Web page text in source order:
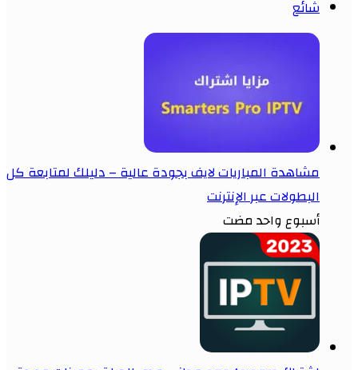
شائع
مشاهدة المباريات لايف بجودة عالية – دليلك لمتابعة كل
البطولات عبر الإنترنت
أسبوع واحد مضت